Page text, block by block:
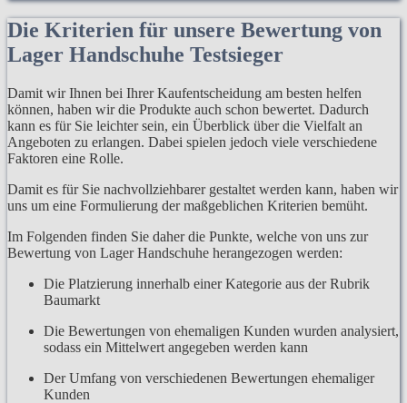
Die Kriterien für unsere Bewertung von
Lager Handschuhe Testsieger
Damit wir Ihnen bei Ihrer Kaufentscheidung am besten helfen
können, haben wir die Produkte auch schon bewertet. Dadurch
kann es für Sie leichter sein, ein Überblick über die Vielfalt an
Angeboten zu erlangen. Dabei spielen jedoch viele verschiedene
Faktoren eine Rolle.
Damit es für Sie nachvollziehbarer gestaltet werden kann, haben wir
uns um eine Formulierung der maßgeblichen Kriterien bemüht.
Im Folgenden finden Sie daher die Punkte, welche von uns zur
Bewertung von Lager Handschuhe herangezogen werden:
Die Platzierung innerhalb einer Kategorie aus der Rubrik
Baumarkt
Die Bewertungen von ehemaligen Kunden wurden analysiert,
sodass ein Mittelwert angegeben werden kann
Der Umfang von verschiedenen Bewertungen ehemaliger
Kunden